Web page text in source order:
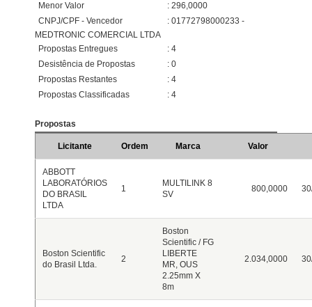
Menor Valor
: 296,0000
CNPJ/CPF - Vencedor
: 01772798000233 -
MEDTRONIC COMERCIAL LTDA
Propostas Entregues
: 4
Desistência de Propostas
: 0
Propostas Restantes
: 4
Propostas Classificadas
: 4
Propostas
Licitante Ordem Marca Valor
ABBOTT
LABORATÓRIOS
DO BRASIL
LTDA
1
MULTILINK 8
SV
800,0000
Boston Scientific
do Brasil Ltda.
2
Boston
Scientific / FG
LIBERTE
MR, OUS
2.25mm X
8m
2.034,0000